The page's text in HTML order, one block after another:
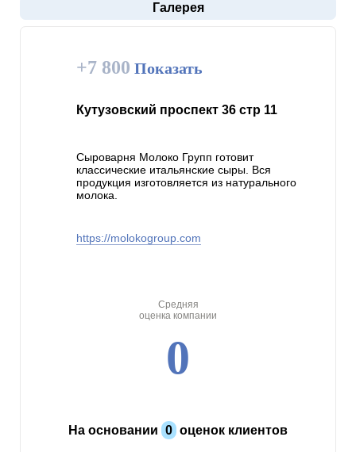
Галерея
+7 800 Показать
Кутузовский проспект 36 стр 11
Сыроварня Молоко Групп готовит
классические итальянские сыры. Вся
продукция изготовляется из натурального
молока.
https://molokogroup.com
Средняя
оценка компании
0
На основании 0 оценок клиентов